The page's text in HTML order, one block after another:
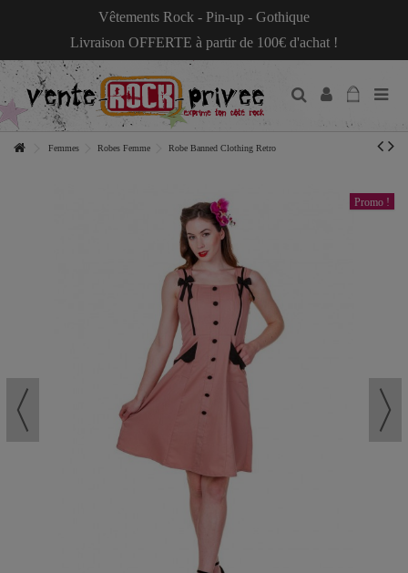
Vêtements Rock - Pin-up - Gothique
Livraison OFFERTE à partir de 100€ d'achat !
Femmes Robes Femme Robe Banned Clothing Retro
Promo !